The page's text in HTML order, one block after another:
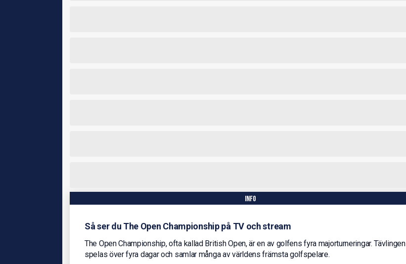
info
Så ser du The Open Championship på TV och stream
The Open Championship, ofta kallad British Open, är en av golfens fyra majorturneringar. Tävlingen
spelas över fyra dagar och samlar många av världens främsta golfspelare.